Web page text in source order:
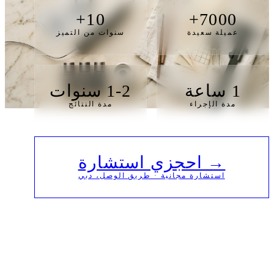
7000+
عميلة سعيدة
10+
سنوات من التميز
1 ساعة
مدة الإجراء
1-2 سنوات
مدة النتائج
→ احجزي استشارة
استشارة مجانية · طريق الوصل، دبي